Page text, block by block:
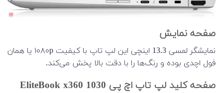
صفحه نمایش
نمایشگر لمسی 13.3 اینچی این لپ تاپ با کیفیت ۱۰۸۰p یا همان
فول اچدی بوده و رنگ‌ها را با دقت بالا پخش می‌کند.
صفحه کلید لپ تاپ اچ پی EliteBook x360 1030